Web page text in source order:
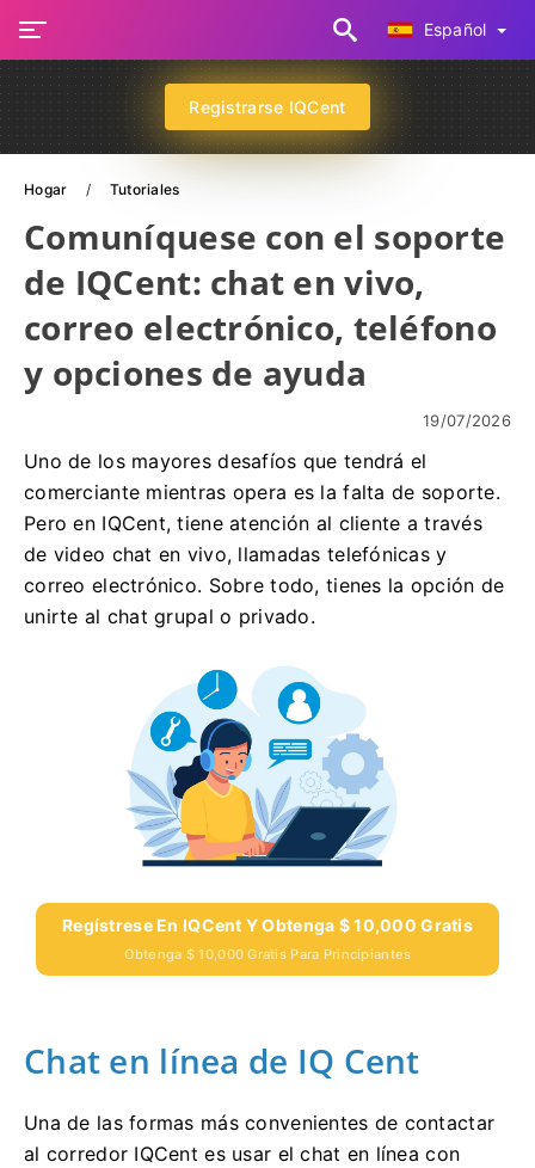
Español
Registrarse IQCent
Hogar Tutoriales
Comuníquese con el soporte
de IQCent: chat en vivo,
correo electrónico, teléfono
y opciones de ayuda
19/07/2026
Uno de los mayores desafíos que tendrá el
comerciante mientras opera es la falta de soporte.
Pero en IQCent, tiene atención al cliente a través
de video chat en vivo, llamadas telefónicas y
correo electrónico. Sobre todo, tienes la opción de
unirte al chat grupal o privado.
Regístrese En IQCent Y Obtenga $ 10,000 Gratis
Obtenga $ 10,000 Gratis Para Principiantes
Chat en línea de IQ Cent
Una de las formas más convenientes de contactar
al corredor IQCent es usar el chat en línea con